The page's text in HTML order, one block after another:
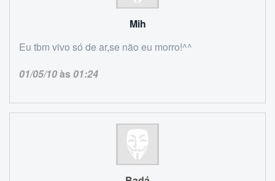
Mih
Eu tbm vivo só de ar,se não eu morro!^^
01/05/10às01:24